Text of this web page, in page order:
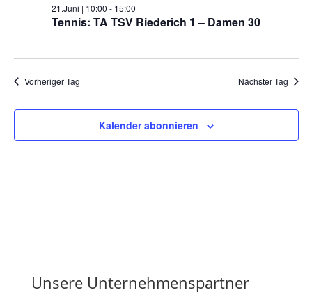
Tennis: TA TSV Riederich 1 – Damen 30
21.Juni | 10:00 - 15:00
Vorheriger Tag Nächster Tag
Kalender abonnieren
Unsere Unternehmenspartner